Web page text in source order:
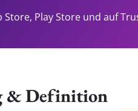
Store, Play Store und auf
& Definition